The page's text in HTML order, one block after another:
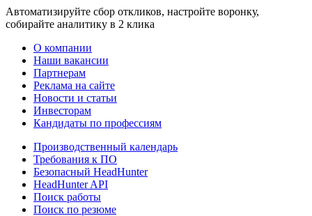
Автоматизируйте сбор откликов, настройте воронку,
собирайте аналитику в 2 клика
О компании
Наши вакансии
Партнерам
Реклама на сайте
Новости и статьи
Инвесторам
Кандидаты по профессиям
Производственный календарь
Требования к ПО
Безопасный HeadHunter
HeadHunter API
Поиск работы
Поиск по резюме